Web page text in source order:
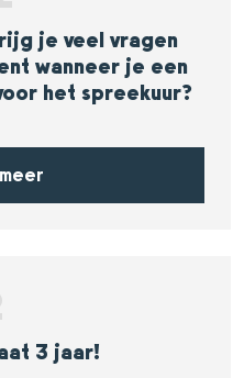
je veel vragen
wanneer je een
het spreekuur?
3 jaar!